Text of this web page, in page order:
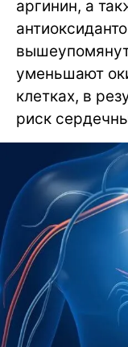
аргинин, а
уменьшают
клетках, в
риск